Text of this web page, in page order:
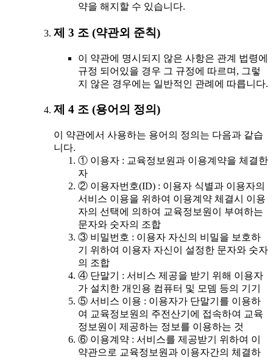
약을 해지할 수 있습니다.
제 3 조 (약관외 준칙)
이 약관에 명시되지 않은 사항은 관계 법령에
규정 되어있을 경우 그 규정에 따르며, 그렇
지 않은 경우에는 일반적인 관례에 따릅니다.
제 4 조 (용어의 정의)
이 약관에서 사용하는 용어의 정의는 다음과 같습
니다.
① 이용자 : 교육정보원과 이용계약을 체결한
자
② 이용자번호(ID) : 이용자 식별과 이용자의
서비스 이용을 위하여 이용계약 체결시 이용
자의 선택에 의하여 교육정보원이 부여하는
문자와 숫자의 조합
③ 비밀번호 : 이용자 자신의 비밀을 보호하
기 위하여 이용자 자신이 설정한 문자와 숫자
의 조합
④ 단말기 : 서비스 제공을 받기 위해 이용자
가 설치한 개인용 컴퓨터 및 모뎀 등의 기기
⑤ 서비스 이용 : 이용자가 단말기를 이용하
여 교육정보원의 주전산기에 접속하여 교육
정보원이 제공하는 정보를 이용하는 것
⑥ 이용계약 : 서비스를 제공받기 위하여 이
약관으로 교육정보원과 이용자간의 체결하